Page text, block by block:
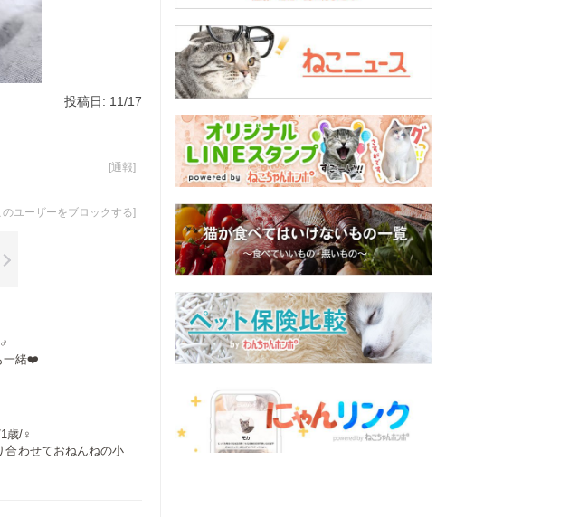
投稿日: 11/17
[通報]
のユーザーをブロックする]
一緒❤️
歳/♀
合わせておねんねの小